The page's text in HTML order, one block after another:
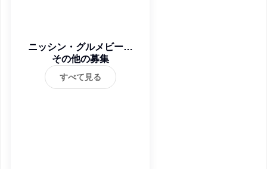
ニッシン・グルメビーフ
(株) 松山第一工場
その他の募集
すべて見る